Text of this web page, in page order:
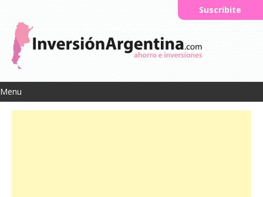
Menu
Suscribite